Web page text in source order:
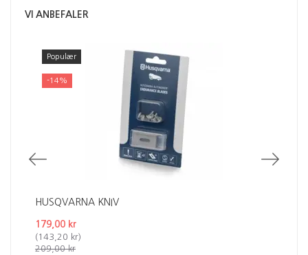
VI ANBEFALER
Populær
-14%
HUSQVARNA KNIV
179,00 kr
(143,20 kr)
209,00 kr